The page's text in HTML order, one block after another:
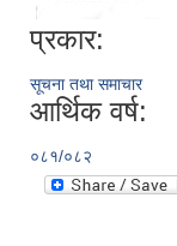
प्रकार:
सूचना तथा समाचार
आर्थिक वर्ष:
०८१/०८२